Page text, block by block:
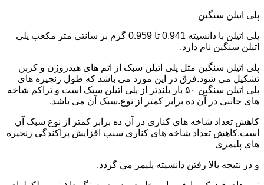
پلی اتیلن سنگین
پلی اتیلن با دانسیته 0.941 تا 0.959 گرم بر سانتی متر مکعب پلی
اتیلن سنگین نام دارد.
پلی اتیلن سنگین مثل پلی اتیلن سبک از اتم های هیدروژن و کربن
تشکیل می شود.فرق در این مورد می باشد که طول زنجیره های
پلی اتیلن سنگین ۵۰ بار بلندتر از پلی اتیلن سبک است و تراکم شاخه
های جانبی در آن ده برابر کمتر از نوع.سبک آن می باشد.
کاهش تعداد شاخه های کناری در آن ده برابر کمتر از نوع سبک آن
است.کاهش تعداد شاخه های کناری سبب افزایش پراکندگی زنجیره
های پلیمری
و در نتیجه بالا رفتن دانسیته پلیمر می گردد.